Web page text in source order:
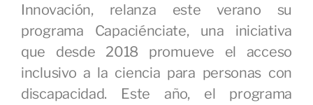
Innovación, relanza este verano su
programa Capaciénciate, una iniciativa
que desde 2018 promueve el acceso
inclusivo a la ciencia para personas con
discapacidad. Este año, el programa